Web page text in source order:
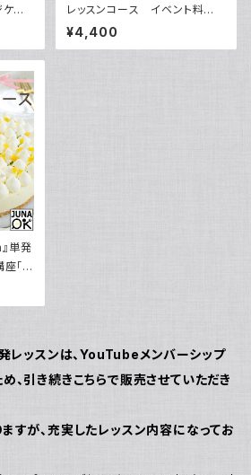
ー
ョ
ード
レッスンコース イベント料
理 ハロウィン パスタ＆サラダ
＆カップケーキ／動画ダウンロ
¥4,400
単発
「は
タ
き！
ッスンは、YouTubeメンバーシップ
、引き続きこちらで販売させていただき
すが、充実したレッスン内容になってお